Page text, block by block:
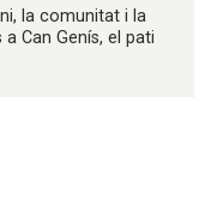
la comunitat i la
Can Genís, el pati